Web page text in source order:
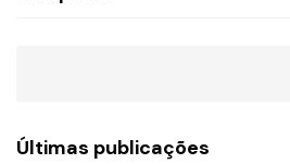
Últimas publicações